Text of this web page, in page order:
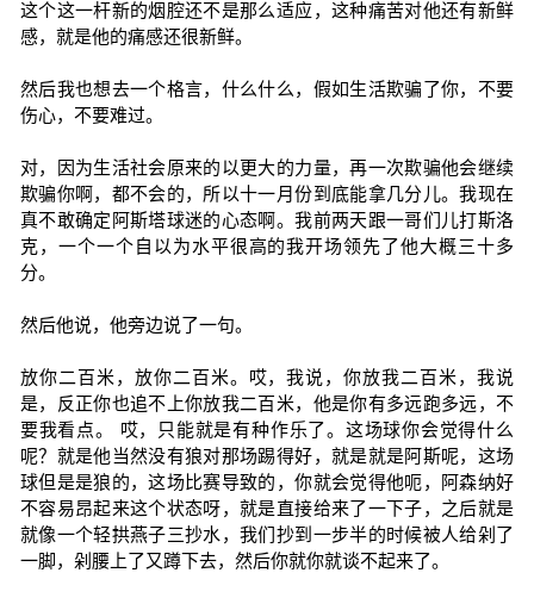
这个这一杆新的烟腔还不是那么适应，这种痛苦对他还有新鲜
感，就是他的痛感还很新鲜。
然后我也想去一个格言，什么什么，假如生活欺骗了你，不要
伤心，不要难过。
对，因为生活社会原来的以更大的力量，再一次欺骗他会继续
欺骗你啊，都不会的，所以十一月份到底能拿几分儿。我现在
真不敢确定阿斯塔球迷的心态啊。我前两天跟一哥们儿打斯洛
克，一个一个自以为水平很高的我开场领先了他大概三十多
分。
然后他说，他旁边说了一句。
放你二百米，放你二百米。哎，我说，你放我二百米，我说
是，反正你也追不上你放我二百米，他是你有多远跑多远，不
要我看点。 哎，只能就是有种作乐了。这场球你会觉得什么
呢？就是他当然没有狼对那场踢得好，就是就是阿斯呢，这场
球但是是狼的，这场比赛导致的，你就会觉得他呃，阿森纳好
不容易昂起来这个状态呀，就是直接给来了一下子，之后就是
就像一个轻拱燕子三抄水，我们抄到一步半的时候被人给剁了
一脚，剁腰上了又蹲下去，然后你就你就谈不起来了。